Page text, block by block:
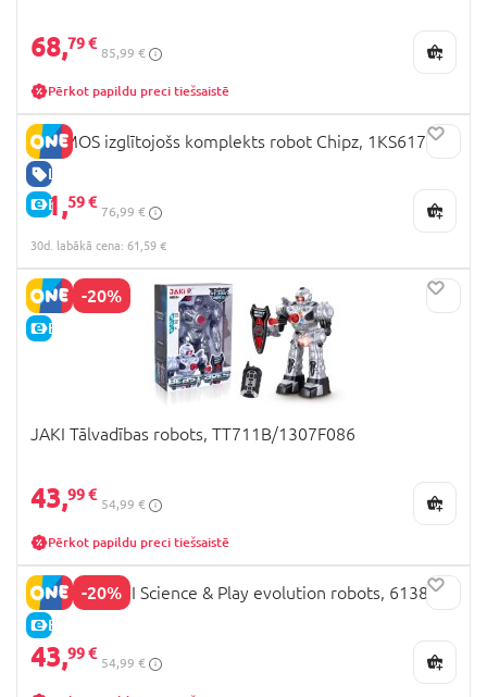
68,79 €
85,99 €
Pērkot papildu preci tiešsaistē
LABA CENA
E-CENA
KOSMOS izglītojošs komplekts robot Chipz, 1KS617127
61,59 €
76,99 €
30d. labākā cena: 61,59 €
-20%
E-CENA
JAKI Tālvadības robots, TT711B/1307F086
43,99 €
54,99 €
Pērkot papildu preci tiešsaistē
-20%
E-CENA
CLEMENTONI Science & Play evolution robots, 61387
43,99 €
54,99 €